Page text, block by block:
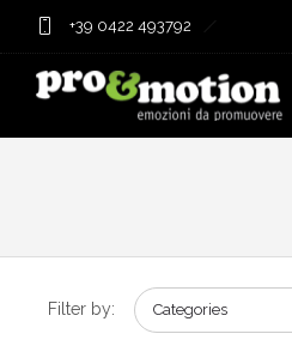
+39 0422 493792
Filter by: Categories